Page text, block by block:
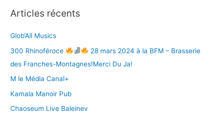
e
:
Articles récents
Glob’All Musics
300 Rhinoféroce
28 mars 2024 à la BFM – Brasserie
des Franches-Montagnes!Merci Du Ja!
M le Média Canal+
Kamala Manoir Pub
Chaoseum Live Baleinev